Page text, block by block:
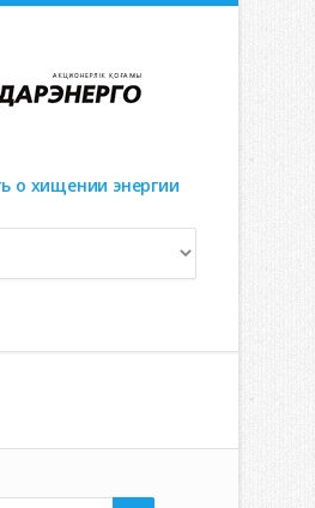
о хищении энергии